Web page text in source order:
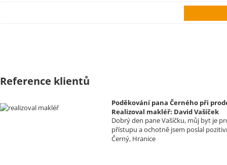
Reference klientů
Poděkování pana Černého při
Realizoval makléř: David Vašíček
Dobrý den pane Vašíčku, můj byt je
přístupu a ochotně jsem poslal
Černý, Hranice